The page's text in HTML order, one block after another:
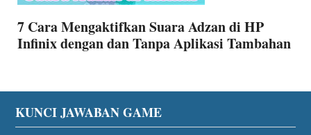
7 Cara Mengaktifkan Suara Adzan di HP
Infinix dengan dan Tanpa Aplikasi Tambahan
Footer
KUNCI JAWABAN GAME